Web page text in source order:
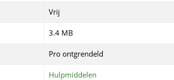
Vrij
3.4 MB
Pro ontgrendeld
Hulpmiddelen